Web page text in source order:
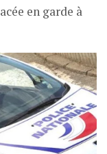
en garde à